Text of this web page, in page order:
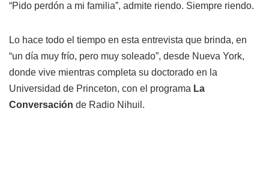
“Pido perdón a mi familia”, admite riendo. Siempre riendo.
Lo hace todo el tiempo en esta entrevista que brinda, en
“un día muy frío, pero muy soleado”, desde Nueva York,
donde vive mientras completa su doctorado en la
Universidad de Princeton, con el programa La
Conversación de Radio Nihuil.